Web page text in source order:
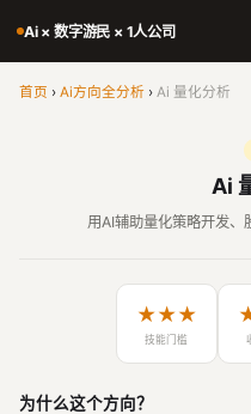
Ai × 数字游民 × 1人公司
首页 › Ai方向全分析 › Ai 量化分析
Ai
用AI辅助量化策略开发
★★★
技能门槛
为什么这个方向？